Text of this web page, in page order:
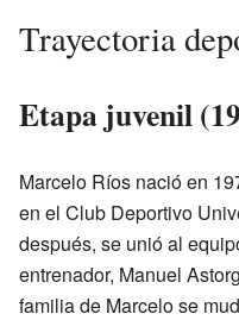
Trayectoria
Etapa juvenil
Marcelo Ríos nació en
en el Club Deportivo
después, se unió al
entrenador, Manuel
familia de Marcelo se